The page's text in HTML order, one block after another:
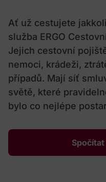
Ať už cestujete
služba ERGO
Jejich cestovní
nemoci, krádeži,
případů. Mají síť
světě, které
bylo co nejlépe